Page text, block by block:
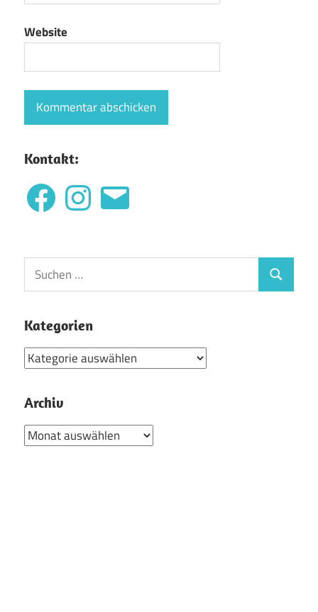
Website
Kontakt:
FacebookInstagram
E-
Mail
Suchen
nach:
Suchen
Kategorien
Kategorien
Archiv
Archiv